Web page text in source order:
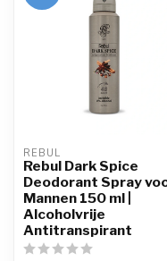
REBUL
Rebul Dark Spice
Deodorant Spray
Mannen 150 ml |
Alcoholvrije
Antitranspirant